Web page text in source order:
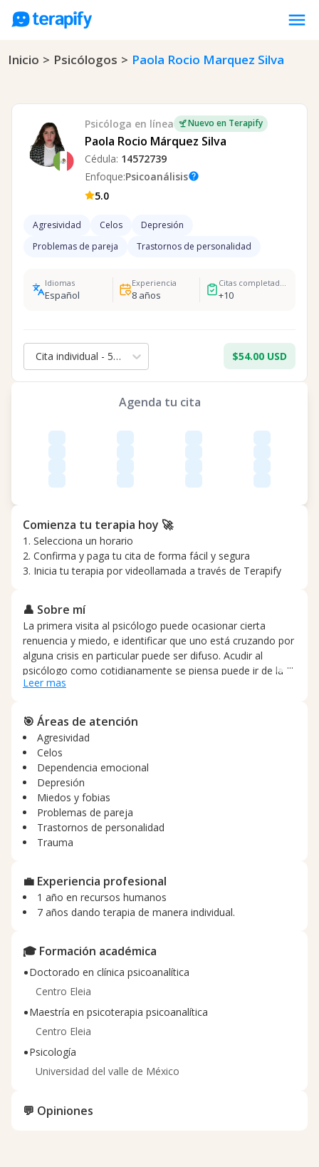
menu
Psicólogos en línea
Opiniones
Empresas
Preguntas frecuentes
Inicio > Psicólogos > Paola Rocio Marquez Silva
Psicóloga en línea Nuevo en Terapify
Paola Rocio Márquez Silva
Cédula: 14572739
Enfoque:Psicoanálisishelp
5.0
Agresividad Celos
Depresión
Problemas de pareja
Trastornos de personalidad
Idiomas
Español
Experiencia
8 años +10
Cita individual - 50 min. $54.00 USD
Agenda tu cita
Comienza tu terapia hoy 🚀
1. Selecciona un horario
2. Confirma y paga tu cita de forma fácil y segura
3. Inicia tu terapia por videollamada a través de Terapify
👤 Sobre mí
La primera visita al psicólogo puede ocasionar cierta
renuencia y miedo, e identificar que uno está cruzando por
alguna crisis en particular puede ser difuso. Acudir al
psicólogo como cotidianamente se piensa puede ir de la
mano de un prejuicio, absolutamente todos tenemos
procesar. En la psicoterapia con enfoque psicoanalítico
buscamos darle una razón a las motivaciones
inconscientes por las que uno realiza las acciones del día a
día. Los problemas de ansiedad y depresión como
socialmente son conocidos son estados de ánimo por lo
que atravesamos dado a las diferentes perdidas y etapas
en las que nos encontramos, si buscas clarificar el sentido
de las cosas que le suceden a tu mente, te invito a
agendar una cita por primera vez, soy psicóloga de
formación con estudios en psicoanálisis.
Leer mas
🎯 Áreas de atención
Agresividad
Celos
Dependencia emocional
Depresión
Miedos y fobias
Problemas de pareja
Trastornos de personalidad
Trauma
💼 Experiencia profesional
1 año en recursos humanos
7 años dando terapia de manera individual.
🎓 Formación académica
•Doctorado en clínica psicoanalítica
Centro Eleia
•Maestría en psicoterapia psicoanalítica
Centro Eleia
•Psicología
Universidad del valle de México
💬 Opiniones